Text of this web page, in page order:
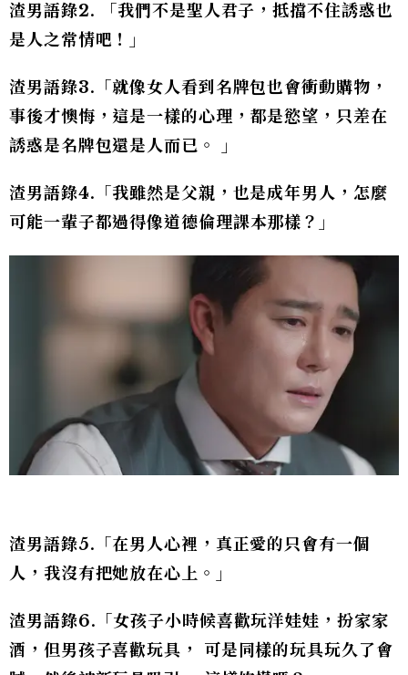
渣男語錄2. 「我們不是聖人君子，抵擋不住誘惑也
是人之常情吧！」
渣男語錄3.「就像女人看到名牌包也會衝動購物，
事後才懊悔，這是一樣的心理，都是慾望，只差在
誘惑是名牌包還是人而已。 」
渣男語錄4.「我雖然是父親，也是成年男人，怎麼
可能一輩子都過得像道德倫理課本那樣？」
渣男語錄5.「在男人心裡，真正愛的只會有一個
人，我沒有把她放在心上。」
渣男語錄6.「女孩子小時候喜歡玩洋娃娃，扮家家
酒，但男孩子喜歡玩具， 可是同樣的玩具玩久了會